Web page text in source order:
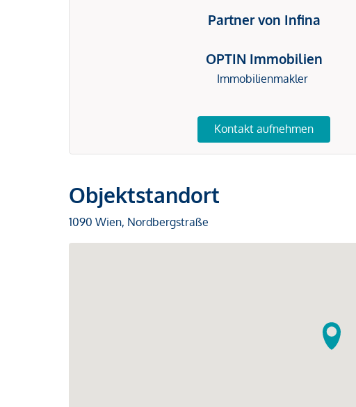
Partner von Infina
OPTIN Immobilien
Immobilienmakler
Kontakt aufnehmen
Objektstandort
1090 Wien, Nordbergstraße